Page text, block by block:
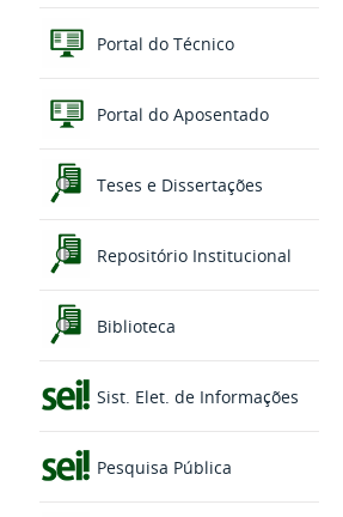
Portal do Técnico
Portal do Aposentado
Teses e Dissertações
Repositório Institucional
Biblioteca
Sist. Elet. de Informações
Pesquisa Pública